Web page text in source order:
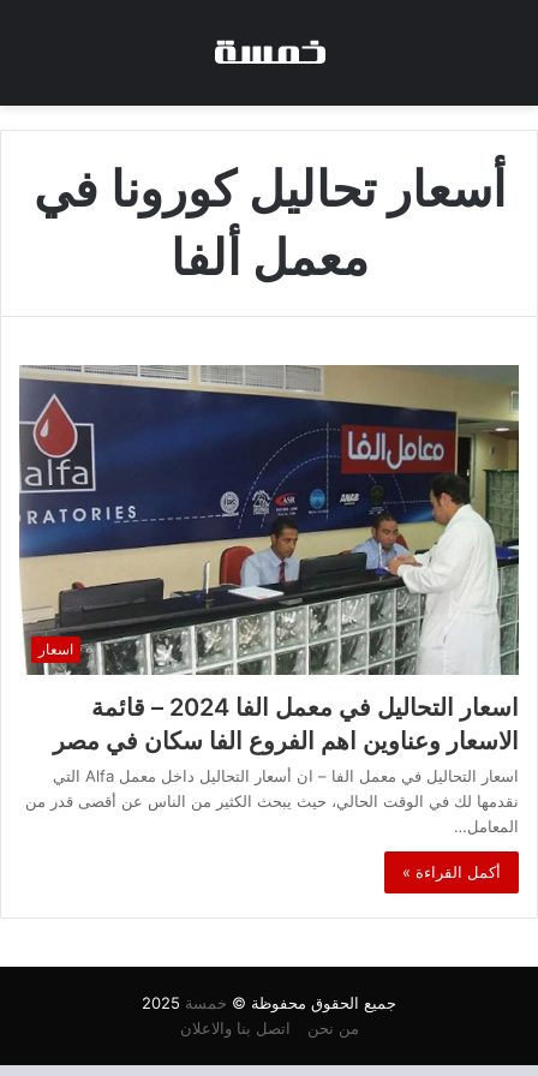
أسعار تحاليل كورونا في
معمل ألفا
اسعار
اسعار التحاليل في معمل الفا 2024 – قائمة
الاسعار وعناوين اهم الفروع الفا سكان في مصر
اسعار التحاليل في معمل الفا – ان أسعار التحاليل داخل معمل Alfa التي
نقدمها لك في الوقت الحالي، حيث يبحث الكثير من الناس عن أقصى قدر من
المعامل…
أكمل القراءة »
جميع الحقوق محفوظة © خمسة
من نحن
اتصل بنا والاعلان